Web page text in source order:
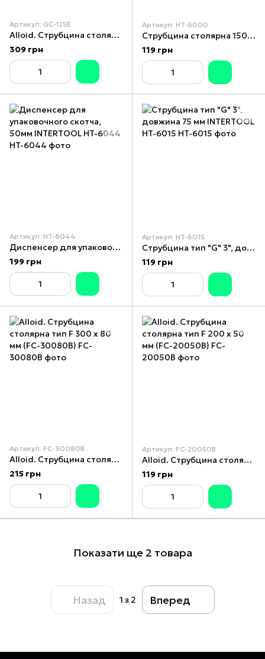
Артикул: GC-125E
Alloid. Струбцина столярна тип G 125 мм (GC-125E)
309 грн
Артикул: HT-6000
Струбцина столярна 150x50 мм DIN 5117 INTERTOOL HT-6000
119 грн
Артикул: HT-6044
Диспенсер для упаковочного скотча, 50мм INTERTOOL HT-6044
199 грн
Артикул: HT-6015
Струбцина тип "G" 3", довжина 75 мм INTERTOOL HT-6015
119 грн
Артикул: FC-30080B
Alloid. Струбцина столярна тип F 300 х 80 мм (FC-30080B)
215 грн
Артикул: FC-20050B
Alloid. Струбцина столярна тип F 200 х 50 мм (FC-20050B)
119 грн
Показати ще 2 товара
Назад 1 з 2 Вперед